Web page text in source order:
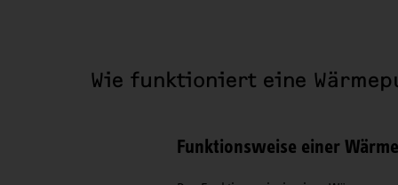
Wie funktioniert eine
Funktionsweise einer